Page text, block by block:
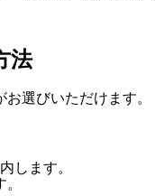
法
選びいただけます。
します。